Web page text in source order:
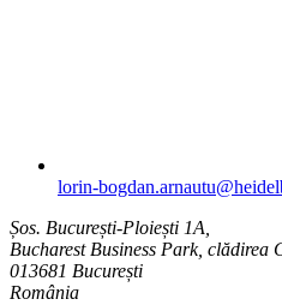
lorin-
Șos. București-Ploiești 1A,
Bucharest Business Park, clădirea
013681 București
România